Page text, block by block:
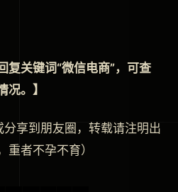
复关键词“微信电商”，可查
。】
享到朋友圈，转载请注明出
重者不孕不育）